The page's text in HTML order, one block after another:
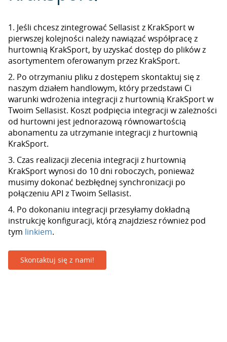
1. Jeśli chcesz zintegrować Sellasist z KrakSport w
pierwszej kolejności należy nawiązać współpracę z
hurtownią KrakSport, by uzyskać dostęp do plików z
asortymentem oferowanym przez KrakSport.
2. Po otrzymaniu pliku z dostępem skontaktuj się z
naszym działem handlowym, który przedstawi Ci
warunki wdrożenia integracji z hurtownią KrakSport w
Twoim Sellasist. Koszt podpięcia integracji w zależności
od hurtowni jest jednorazową równowartością
abonamentu za utrzymanie integracji z hurtownią
KrakSport.
3. Czas realizacji zlecenia integracji z hurtownią
KrakSport wynosi do 10 dni roboczych, ponieważ
musimy dokonać bezbłędnej synchronizacji po
połączeniu API z Twoim Sellasist.
4. Po dokonaniu integracji przesyłamy dokładną
instrukcję konfiguracji, którą znajdziesz również pod
tym linkiem.
Skontaktuj się z nami!